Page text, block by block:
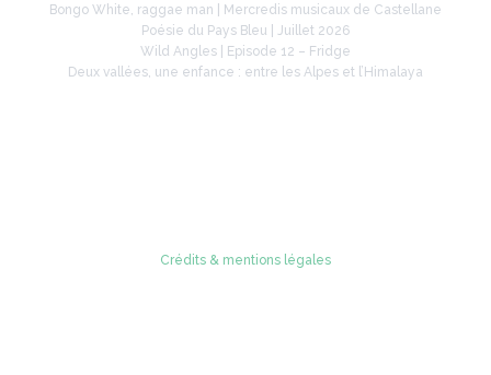
Bongo White, raggae man | Mercredis musicaux de Castellane
Poésie du Pays Bleu | Juillet 2026
Wild Angles | Episode 12 – Fridge
Deux vallées, une enfance : entre les Alpes et l’Himalaya
Crédits & mentions légales